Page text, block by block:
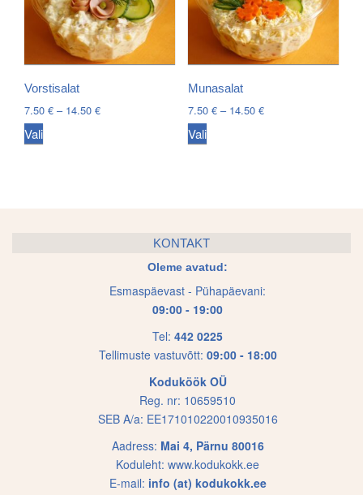
The
options
may
be
chosen
on
the
product
The
options
may
be
chosen
on
the
product
Vorstisalat
7.50 € – 14.50 €Price
ValiThis
Munasalat
7.50 € – 14.50 €Price
ValiThis
may
be
chosen
on
the
product
page
KONTAKT
Oleme avatud:
Esmaspäevast - Pühapäevani:
09:00 - 19:00
Tel: 442 0225
Tellimuste vastuvõtt: 09:00 - 18:00
Koduköök OÜ
Reg. nr: 10659510
SEB A/a: EE171010220010935016
Aadress: Mai 4, Pärnu 80016
Koduleht: www.kodukokk.ee
E-mail: info (at) kodukokk.ee